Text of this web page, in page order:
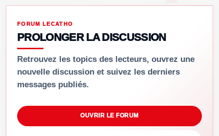
FORUM LECATHO
PROLONGER LA DISCUSSION
Retrouvez les topics des lecteurs, ouvrez une
nouvelle discussion et suivez les derniers
messages publiés.
OUVRIR LE FORUM